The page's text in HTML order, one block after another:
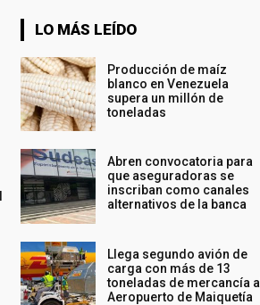
LO MÁS LEÍDO
Producción de maíz
blanco en Venezuela
supera un millón de
toneladas
Abren convocatoria para
que aseguradoras se
inscriban como canales
alternativos de la banca
Llega segundo avión de
carga con más de 13
toneladas de mercancía al
Aeropuerto de Maiquetía